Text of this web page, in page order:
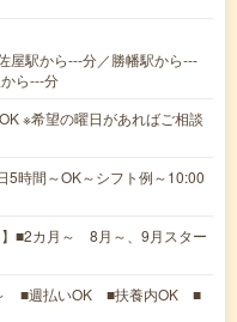
屋駅から---分／勝幡駅から---
ら---分
※希望の曜日があればご相談
時間～OK～シフト例～10:00
】■2カ月～ 8月～、9月スター
■週払いOK ■扶養内OK ■